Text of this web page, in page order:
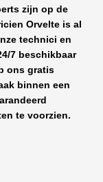
zijn op de
Orvelte is al
technici en
7 beschikbaar
ons gratis
binnen een
te voorzien.